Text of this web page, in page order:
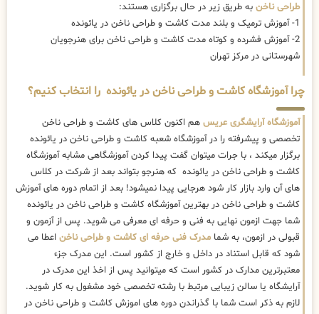
طراحی ناخن به طریق زیر در حال برگزاری هستند:
1- آموزش ترمیک و بلند مدت کاشت و طراحی ناخن در یائونده
2- آموزش فشرده و کوتاه مدت کاشت و طراحی ناخن برای هنرجویان
شهرستانی در مرکز تهران
چرا آموزشگاه کاشت و طراحی ناخن در یائونده را انتخاب کنیم؟
آموزشگاه آرایشگری عریس هم اکنون کلاس های کاشت و طراحی ناخن
تخصصی و پیشرفته را در آموزشگاه شعبه کاشت و طراحی ناخن در یائونده
برگزار میکند ، با جرات میتوان گفت پیدا کردن آموزشگاهی مشابه آموزشگاه
کاشت و طراحی ناخن در یائونده که هنرجو بتواند بعد از شرکت در کلاس
های آن وارد بازار کار شود هرجایی پیدا نمیشود! بعد از اتمام دوره های آموزش
کاشت و طراحی ناخن در بهترین آموزشگاه کاشت و طراحی ناخن در یائونده
شما جهت ازمون نهایی به فنی و حرفه ای معرفی می شوید. پس از آزمون و
قبولی در ازمون، به شما مدرک فنی حرفه ای کاشت و طراحی ناخن اعطا می
شود که قابل استناد در داخل و خارج از کشور است. این مدرک جزء
معتبرترین مدارک در کشور است که میتوانید پس از اخذ این مدرک در
آرایشگاه یا سالن زیبایی مرتبط با رشته تخصصی خود مشغول به کار شوید.
لازم به ذکر است شما با گذراندن دوره های اموزش کاشت و طراحی ناخن در